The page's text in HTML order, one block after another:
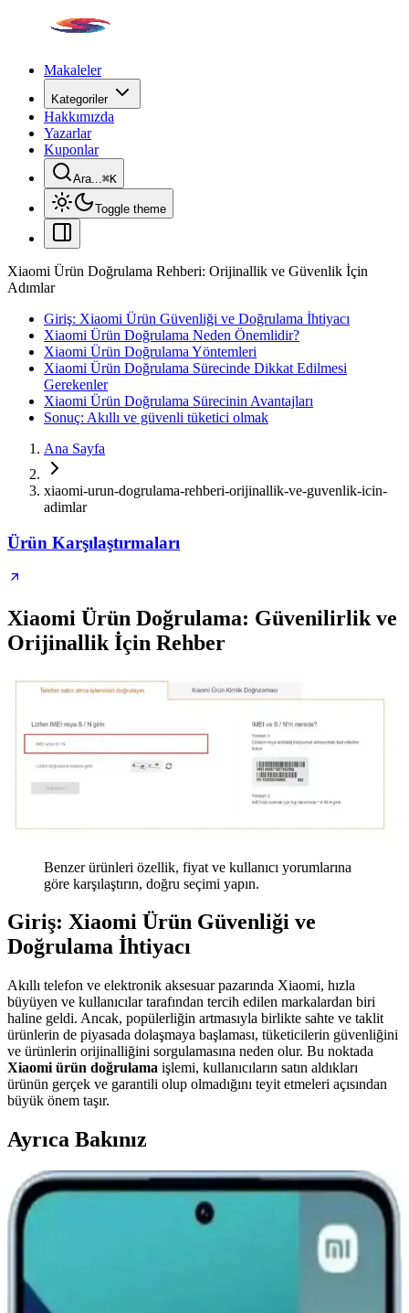
Makaleler
Kategoriler
Hakkımızda
Yazarlar
Kuponlar
Ara...⌘K
Toggle theme
Xiaomi Ürün Doğrulama Rehberi: Orijinallik ve Güvenlik İçin
Adımlar
Giriş: Xiaomi Ürün Güvenliği ve Doğrulama İhtiyacı
Xiaomi Ürün Doğrulama Neden Önemlidir?
Xiaomi Ürün Doğrulama Yöntemleri
Xiaomi Ürün Doğrulama Sürecinde Dikkat Edilmesi
Gerekenler
Xiaomi Ürün Doğrulama Sürecinin Avantajları
Sonuç: Akıllı ve güvenli tüketici olmak
Ana Sayfa
xiaomi-urun-dogrulama-rehberi-orijinallik-ve-guvenlik-icin-
adimlar
Ürün Karşılaştırmaları
Xiaomi Ürün Doğrulama: Güvenilirlik ve
Orijinallik İçin Rehber
Benzer ürünleri özellik, fiyat ve kullanıcı yorumlarına
göre karşılaştırın, doğru seçimi yapın.
Giriş: Xiaomi Ürün Güvenliği ve
Doğrulama İhtiyacı
Akıllı telefon ve elektronik aksesuar pazarında Xiaomi, hızla
büyüyen ve kullanıcılar tarafından tercih edilen markalardan biri
haline geldi. Ancak, popülerliğin artmasıyla birlikte sahte ve taklit
ürünlerin de piyasada dolaşmaya başlaması, tüketicilerin güvenliğini
ve ürünlerin orijinalliğini sorgulamasına neden olur. Bu noktada
Xiaomi ürün doğrulama işlemi, kullanıcıların satın aldıkları
ürünün gerçek ve garantili olup olmadığını teyit etmeleri açısından
büyük önem taşır.
Ayrıca Bakınız
Xiaomi Mi 11 Ultra için Şık ve Koruyucu Altın
Kenarlı Silikon Kılıf
Parlak altın detaylar ve dayanıklı silikon malzeme ile Xiaomi Mi 11
Ultra'nızı şık ve güvenle koruyan kılıf, çeşitli renk seçenekleriyle
tarzınıza uygun alternatifler sunar.